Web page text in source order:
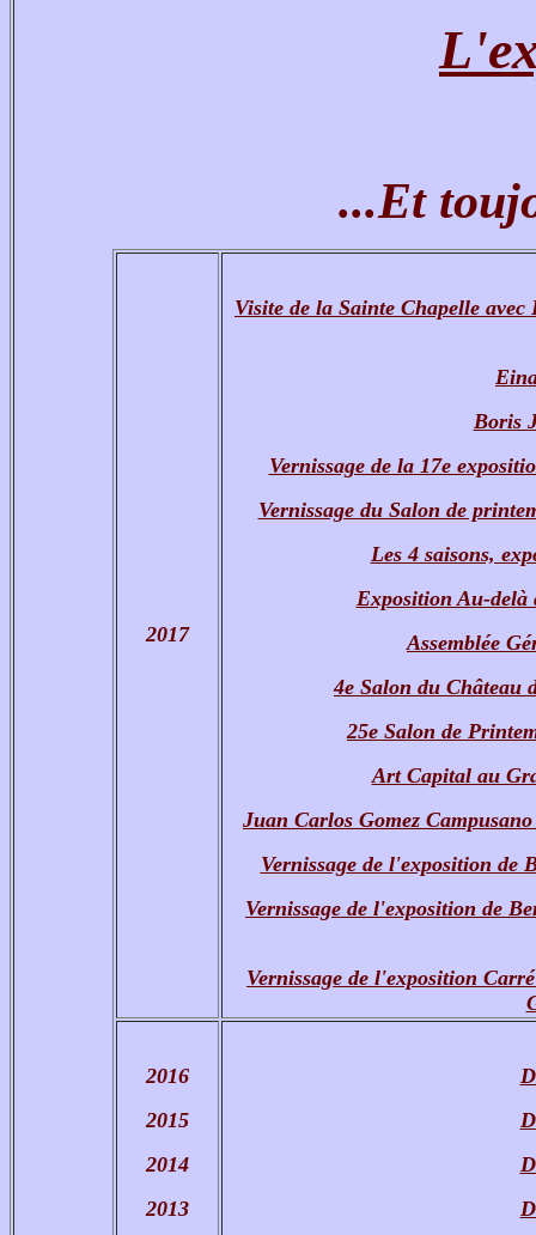
...Et
2017
Visite de la Sainte Chapelle
Boris
Vernissage de la 17e
Vernissage du Salon de
Les 4 saisons,
Exposition Au-delà
Assemblée
4e Salon du Château
25e Salon de
Art Capital au
Juan Carlos Gomez
Vernissage de l'exposition
Vernissage de l'exposition de
Vernissage de l'exposition
2016
2015
2014
2013